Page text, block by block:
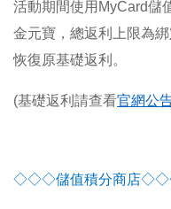
活動期間使用MyCard儲
金元寶，總返利上限為
恢復原基礎返利。
(基礎返利請查看官網公
◇◇◇儲值積分商店